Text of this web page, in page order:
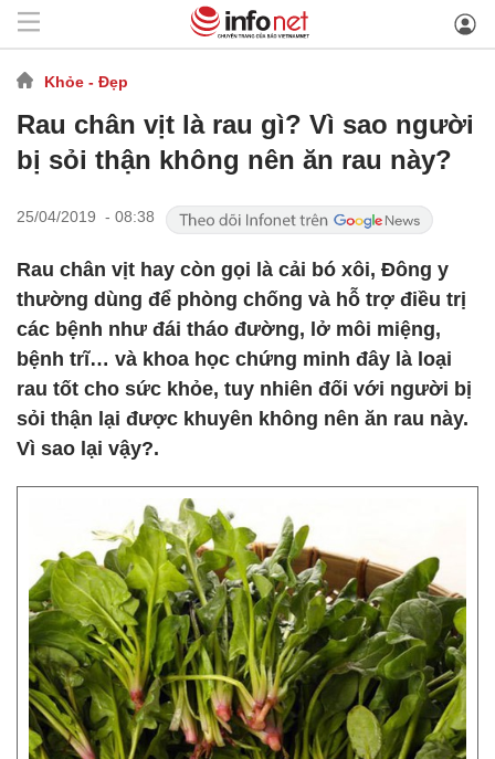
Khỏe - Đẹp
Rau chân vịt là rau gì? Vì sao người
bị sỏi thận không nên ăn rau này?
25/04/2019 - 08:38
Rau chân vịt hay còn gọi là cải bó xôi, Đông y
thường dùng để phòng chống và hỗ trợ điều trị
các bệnh như đái tháo đường, lở môi miệng,
bệnh trĩ… và khoa học chứng minh đây là loại
rau tốt cho sức khỏe, tuy nhiên đối với người bị
sỏi thận lại được khuyên không nên ăn rau này.
Vì sao lại vậy?.